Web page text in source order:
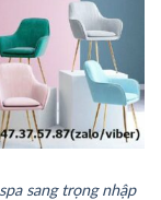
sang trọng nhập